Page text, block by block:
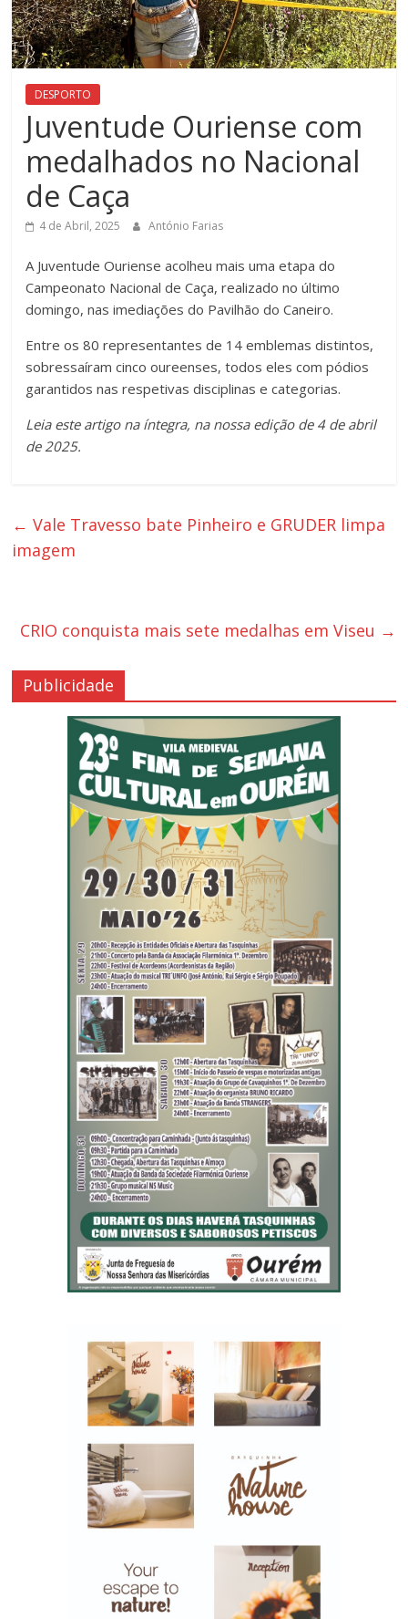
DESPORTO
Juventude Ouriense com
medalhados no Nacional
de Caça
4 de Abril, 2025 António Farias
A Juventude Ouriense acolheu mais uma etapa do
Campeonato Nacional de Caça, realizado no último
domingo, nas imediações do Pavilhão do Caneiro.
Entre os 80 representantes de 14 emblemas distintos,
sobressaíram cinco oureenses, todos eles com pódios
garantidos nas respetivas disciplinas e categorias.
Leia este artigo na íntegra, na nossa edição de 4 de abril
de 2025.
← Vale Travesso bate Pinheiro e GRUDER limpa
imagem
CRIO conquista mais sete medalhas em Viseu →
Publicidade